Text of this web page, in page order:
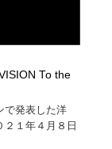
To the
で発表した洋
１年４月８日